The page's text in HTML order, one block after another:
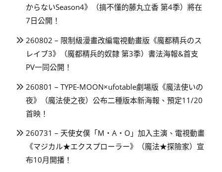
からないSeason4》（搞不懂的藤丸立香 第4季）將在
7日公開！
260802 – 限制級漫畫改編電視動畫版《魔都精兵のス
レイブ3》（魔都精兵的奴隸 第3季）書法海報&首支
PV一同公開！
260801 – TYPE-MOON×ufotable劇場版《魔法使いの
夜》（魔法使之夜）公布二種版本新海報、預定11/20
首映！
260731 – 天使女僕「M・A・O」加入主演、電視動畫
《マジカル★エクスプローラー》（魔法★探險家）宣
布10月開播！